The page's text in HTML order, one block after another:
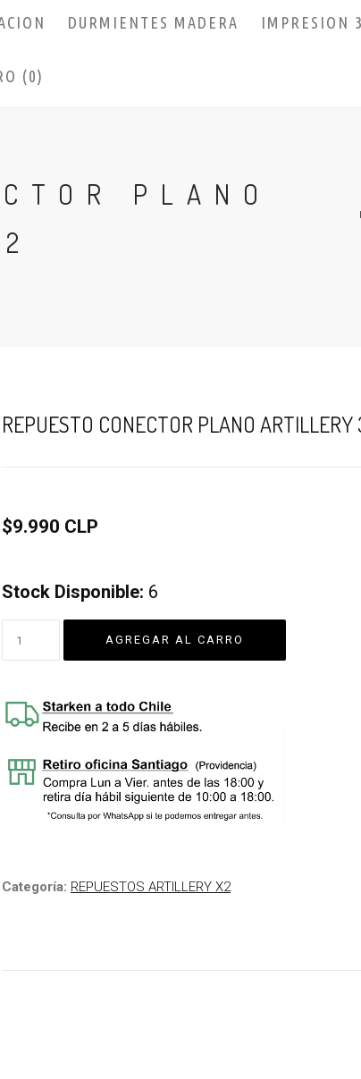
DURMIENTES MADERA IMPRESION
(0)
PLANO
REPUESTO CONECTOR PLANO ARTILLERY
$9.990 CLP
Stock Disponible: 6
Categoría: REPUESTOS ARTILLERY X2